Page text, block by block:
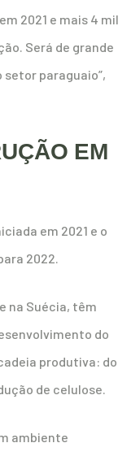
2021 e mais 4 mil
Será de grande
paraguaio”,
EM
em 2021 e o
2022.
na Suécia, têm
do
produtiva: do
de celulose.
ambiente